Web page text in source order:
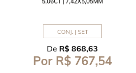
CONJ. | SET
De R$ 868,63
Por R$ 767,54